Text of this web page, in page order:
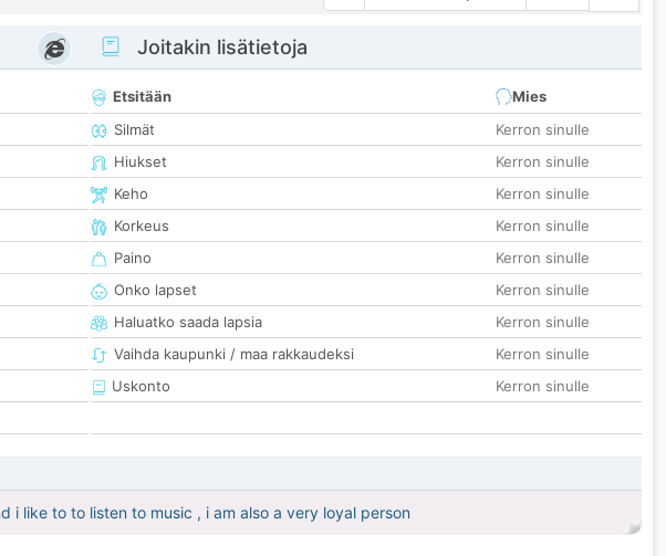
Joitakin lisätietoja
Etsitään
Mies
Silmät
Kerron sinulle
Hiukset
Kerron sinulle
Keho
Kerron sinulle
Korkeus
Kerron sinulle
Paino
Kerron sinulle
Onko lapset
Kerron sinulle
Haluatko saada lapsia
Kerron sinulle
Vaihda kaupunki / maa rakkaudeksi
Kerron sinulle
Uskonto
Kerron sinulle
i like to to listen to music , i am also a very loyal person